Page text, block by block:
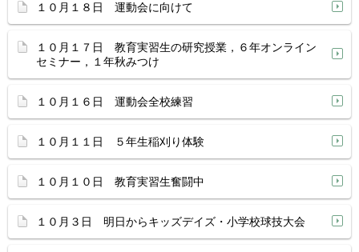
１０月１８日 運動会に向けて
１０月１７日 教育実習生の研究授業，６年オンライン
セミナー，１年秋みつけ
１０月１６日 運動会全校練習
１０月１１日 ５年生稲刈り体験
１０月１０日 教育実習生奮闘中
１０月３日 明日からキッズデイズ・小学校球技大会